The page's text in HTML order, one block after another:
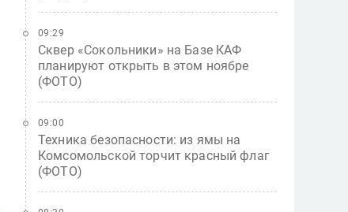
Сквер «Сокольники» на Базе КАФ
планируют открыть в этом ноябре
(ФОТО)
09:29
Техника безопасности: из ямы на
Комсомольской торчит красный флаг
(ФОТО)
09:00